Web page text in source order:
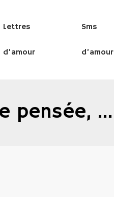
Lettres
d’amour
Sms
d’amour
pensée, …